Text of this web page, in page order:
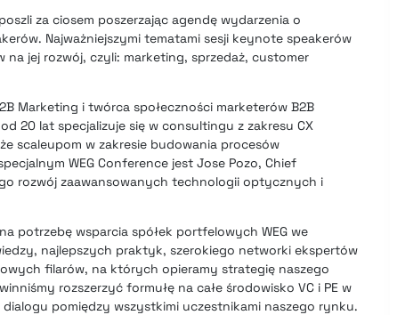
za ciosem poszerzając agendę wydarzenia o
Najważniejszymi tematami sesji keynote speakerów
jej rozwój, czyli: marketing, sprzedaż, customer
Marketing i twórca społeczności marketerów B2B
20 lat specjalizuje się w consultingu z zakresu CX
scaleupom w zakresie budowania procesów
WEG Conference jest Jose Pozo, Chief
rozwój zaawansowanych technologii optycznych i
potrzebę wsparcia spółek portfelowych WEG we
najlepszych praktyk, szerokiego networki ekspertów
filarów, na których opieramy strategię naszego
rozszerzyć formułę na całe środowisko VC i PE w
pomiędzy wszystkimi uczestnikami naszego rynku.